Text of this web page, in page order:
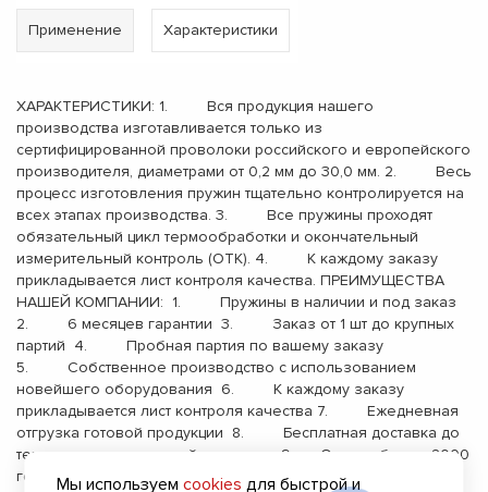
Применение Характеристики
ХАРАКТЕРИСТИКИ: 1. Вся продукция нашего
производства изготавливается только из
сертифицированной проволоки российского и европейского
производителя, диаметрами от 0,2 мм до 30,0 мм. 2. Весь
процесс изготовления пружин тщательно контролируется на
всех этапах производства. 3. Все пружины проходят
обязательный цикл термообработки и окончательный
измерительный контроль (ОТК). 4. К каждому заказу
прикладывается лист контроля качества. ПРЕИМУЩЕСТВА
НАШЕЙ КОМПАНИИ: 1. Пружины в наличии и под заказ
2. 6 месяцев гарантии 3. Заказ от 1 шт до крупных
партий 4. Пробная партия по вашему заказу
5. Собственное производство с использованием
новейшего оборудования 6. К каждому заказу
прикладывается лист контроля качества 7. Ежедневная
отгрузка готовой продукции 8. Бесплатная доставка до
терминала транспортной компании 9. Опыт работы с 2000
года
Мы используемcookies для быстрой и